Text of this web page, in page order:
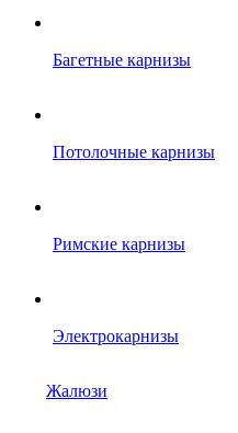
Багетные карнизы
Потолочные карнизы
Римские карнизы
Электрокарнизы
Жалюзи